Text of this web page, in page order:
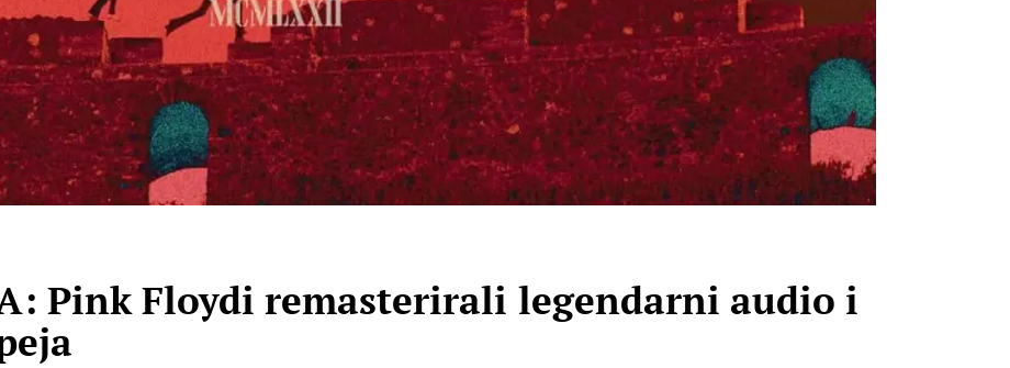
Pink Floydi remasterirali legendarni audio i